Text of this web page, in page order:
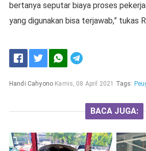
bertanya seputar biaya proses
yang digunakan bisa terjawab,” tukas
Handi Cahyono Kamis, 08 April 2021 Tags:
BACA JUGA: